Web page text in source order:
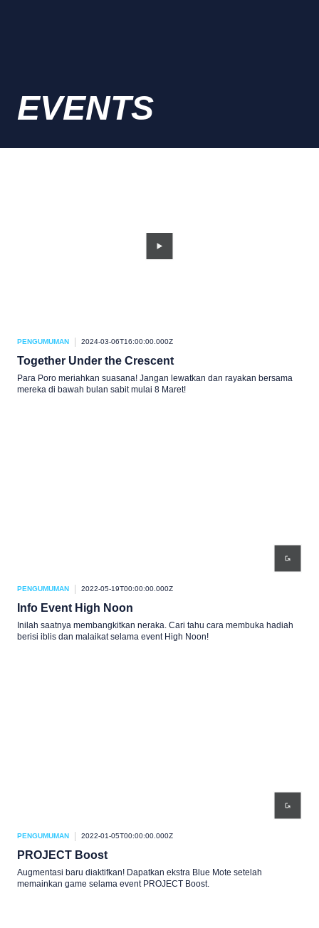
EVENTS
PENGUMUMAN 2024-03-06T16:00:00.000Z
Together Under the Crescent
Para Poro meriahkan suasana! Jangan lewatkan dan rayakan bersama
mereka di bawah bulan sabit mulai 8 Maret!
PENGUMUMAN 2022-05-19T00:00:00.000Z
Info Event High Noon
Inilah saatnya membangkitkan neraka. Cari tahu cara membuka hadiah
berisi iblis dan malaikat selama event High Noon!
PENGUMUMAN 2022-01-05T00:00:00.000Z
PROJECT Boost
Augmentasi baru diaktifkan! Dapatkan ekstra Blue Mote setelah
memainkan game selama event PROJECT Boost.